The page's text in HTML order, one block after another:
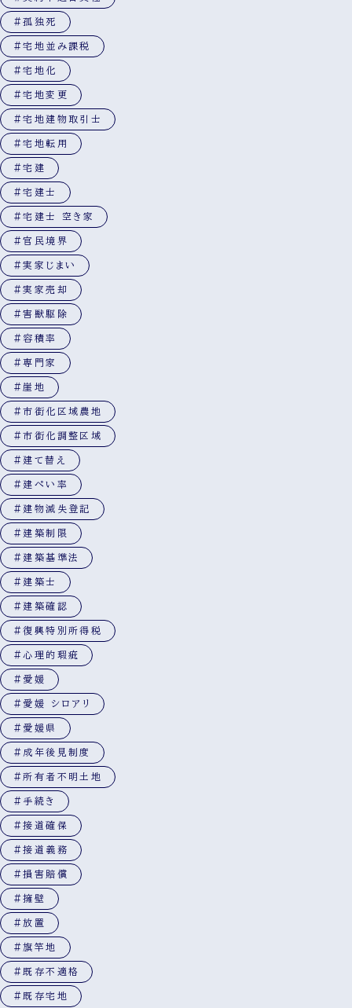
#孤独死
#宅地並み課税
#宅地化
#宅地変更
#宅地建物取引士
#宅地転用
#宅建
#宅建士
#宅建士 空き家
#官民境界
#実家じまい
#実家売却
#害獣駆除
#容積率
#専門家
#崖地
#市街化区域農地
#市街化調整区域
#建て替え
#建ぺい率
#建物滅失登記
#建築制限
#建築基準法
#建築士
#建築確認
#復興特別所得税
#心理的瑕疵
#愛媛
#愛媛 シロアリ
#愛媛県
#成年後見制度
#所有者不明土地
#手続き
#接道確保
#接道義務
#損害賠償
#擁壁
#放置
#旗竿地
#既存不適格
#既存宅地